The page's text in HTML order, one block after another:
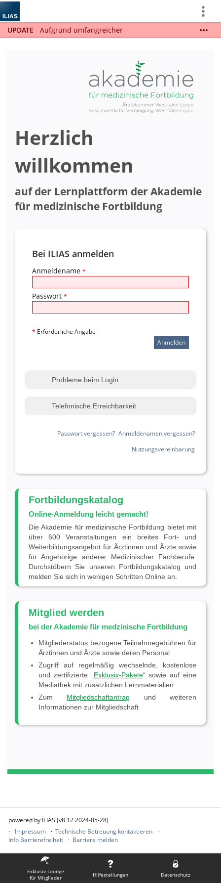
UPDATE
Aufgrund umfangreicher
Wartungsarbeiten wird die Online-Lernplattform
dem 25.08.2026 für wenige Tage nicht erreichbar
Exklusiv-Lounge
für Mitglieder
Hilfestellungen Datenschutz
Herzlich
willkommen
auf der Lernplattform der Akademie
für medizinische Fortbildung
Bei ILIAS anmelden
Anmeldename *
Passwort *
* Erforderliche Angabe
Probleme beim Login
Telefonische Erreichbarkeit
Passwort vergessen? Anmeldenamen vergessen?
Nutzungsvereinbarung
Fortbildungskatalog
Online-Anmeldung leicht gemacht!
Die Akademie für medizinische Fortbildung bietet mit
über 600 Veranstaltungen ein breites Fort- und
Weiterbildungsangebot für Ärztinnen und Ärzte sowie
für Angehörige anderer Medizinischer Fachberufe.
Durchstöbern Sie unseren Fortbildungskatalog und
melden Sie sich in wenigen Schritten Online an.
Mitglied werden
bei der Akademie für medzinische Fortbildung
Mitgliederstatus bezogene Teilnahmegebühren für
Ärztinnen und Ärzte sowie deren Personal
Zugriff auf regelmäßig wechselnde, kostenlose
und zertifizierte „ Exklusiv-Pakete“ sowie auf eine
Mediathek mit zusätzlichen Lernmaterialien
Zum Mitgliedschaftantrag und weiteren
Informationen zur Mitgliedschaft
powered by ILIAS (v8.12 2024-05-28)
Impressum
Technische Betreuung kontaktieren
Info Barrierefreiheit
Barriere melden